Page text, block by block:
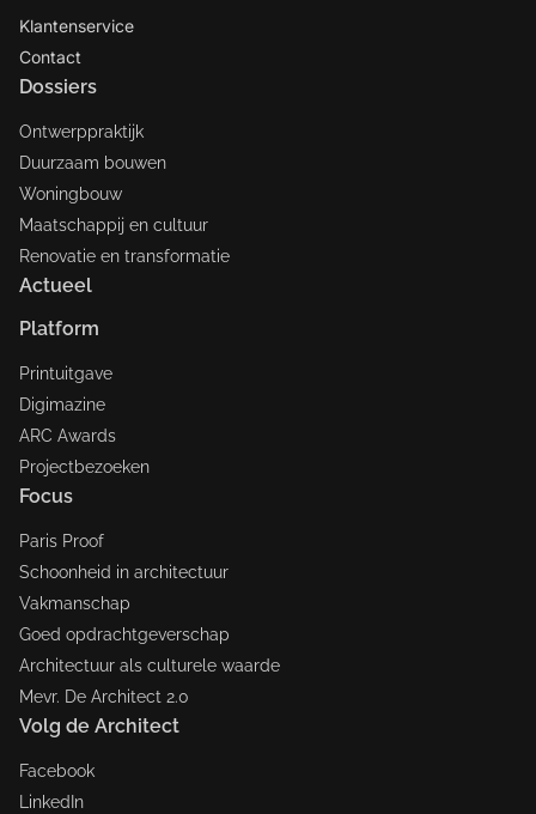
Klantenservice
Contact
Dossiers
Ontwerppraktijk
Duurzaam bouwen
Woningbouw
Maatschappij en cultuur
Renovatie en transformatie
Actueel
Platform
Printuitgave
Digimazine
ARC Awards
Projectbezoeken
Focus
Paris Proof
Schoonheid in architectuur
Vakmanschap
Goed opdrachtgeverschap
Architectuur als culturele waarde
Mevr. De Architect 2.0
Volg de Architect
Facebook
LinkedIn